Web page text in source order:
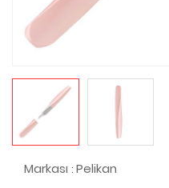
Markası : Pelikan